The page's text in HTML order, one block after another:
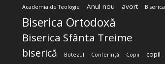
Academia de Teologie Anul nou avort Biserica
Biserica Ortodoxă
Biserica Sfânta Treime
biserică Botezul Conferință Copii
copil